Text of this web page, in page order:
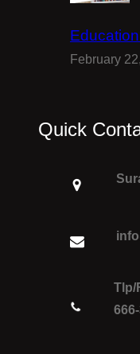
February
Quick
Tlp/